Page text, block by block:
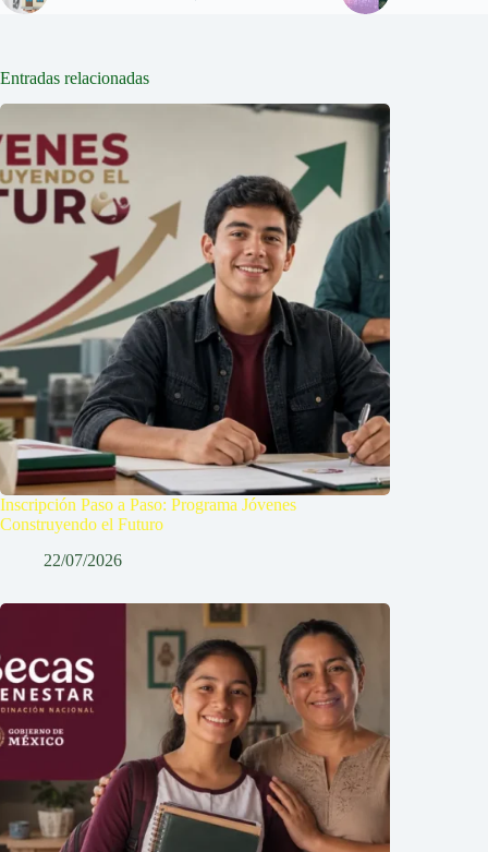
Entradas relacionadas
Inscripción Paso a Paso: Programa Jóvenes
Construyendo el Futuro
22/07/2026